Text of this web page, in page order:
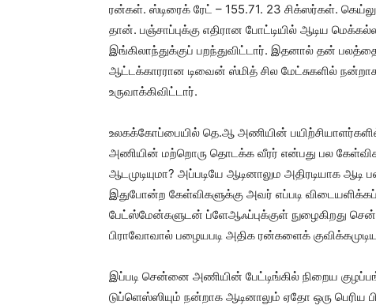
ரன்கள். ஸ்டிரைக் ரேட் – 155.71. 23 சிக்ஸர்கள்.
தான். பஞ்சாப்புக்கு எதிரான போட்டியில் ஆடிய
இங்கிலாந்துக்குப் பறந்துவிட்டார். இதனால் தன்
ஆட்டக்காரரான டிவைன் ஸ்மித் சில மேட்சுகளில்
உருவாக்கிவிட்டார்.
உலகக்கோப்பையில் தெ.ஆ அணியின்
அணியின் மற்றொரு தொடக்க வீரர் என்பது பல
ஆடமுடியுமா? அப்படியே ஆடினாலும அதிரடியாக
இதுபோன்ற கேள்விகளுக்கு அவர் எப்படி
பேட்ஸ்மேன்களுடன் ப்ளேஆஃப்புக்குள் நுழைகிறது
பிராவோவால் பழையபடி அதிக ரன்களைக்
இப்படி சென்னை அணியின் பேட்டிங்கில் நிறைய
டுப்ளெஸ்ஸியும் நன்றாக ஆடினாலும் ஏதோ ஒரு